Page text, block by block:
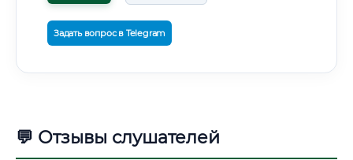
Задать вопрос в Telegram
💬 Отзывы слушателей